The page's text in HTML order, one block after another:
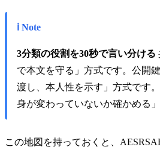
ℹ️ Note
3分類の役割を30秒で言い分ける
で本文を守る」方式です。公開
渡し、本人性を示す」方式です
身が変わっていないか確かめる」
この地図を持っておくと、